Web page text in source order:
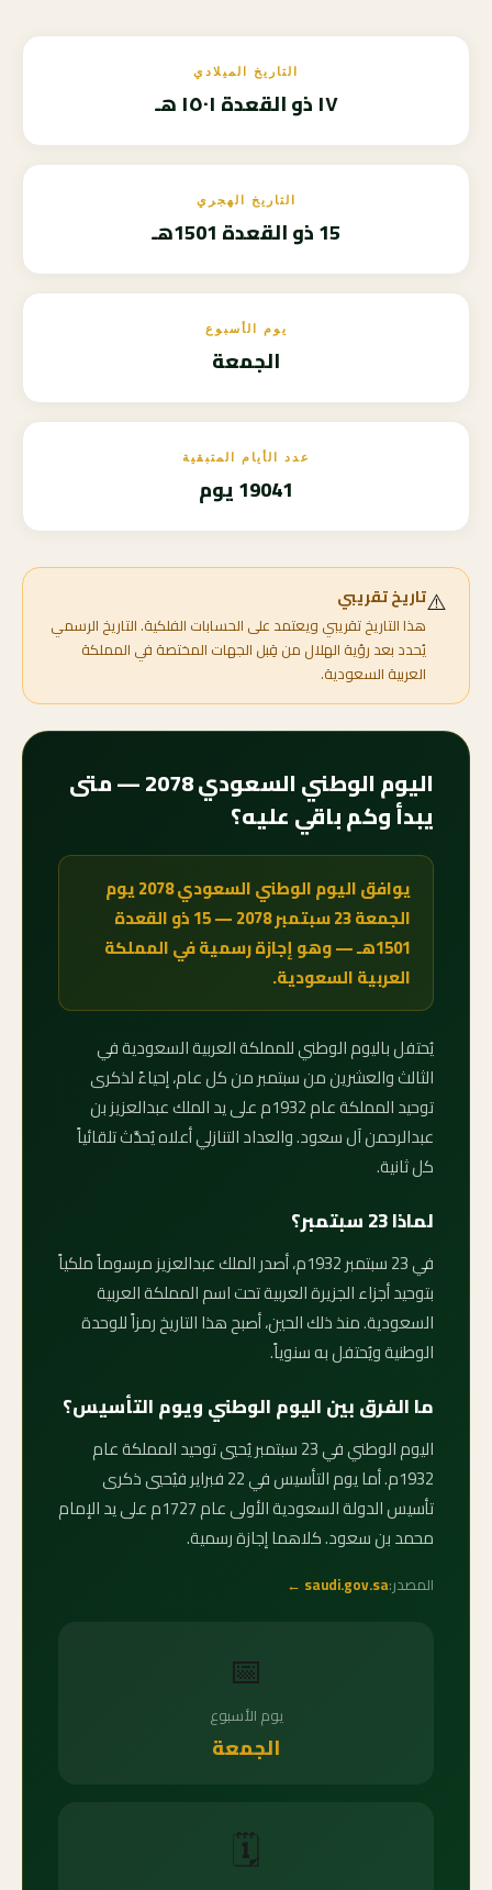
التاريخ الميلادي
١٧ ذو القعدة ١٥٠١ هـ
التاريخ الهجري
15 ذو القعدة 1501هـ
يوم الأسبوع
الجمعة
عدد الأيام المتبقية
19041 يوم
⚠️تاريخ تقريبي
هذا التاريخ تقريبي ويعتمد على الحسابات الفلكية. التاريخ الرسمي
يُحدد بعد رؤية الهلال من قِبل الجهات المختصة في المملكة
العربية السعودية.
اليوم الوطني السعودي 2078 — متى
يبدأ وكم باقي عليه؟
يوافق اليوم الوطني السعودي 2078 يوم
الجمعة 23 سبتمبر 2078 — 15 ذو القعدة
1501هـ — وهو إجازة رسمية في المملكة
العربية السعودية.
يُحتفل باليوم الوطني للمملكة العربية السعودية في
الثالث والعشرين من سبتمبر من كل عام، إحياءً لذكرى
توحيد المملكة عام 1932م على يد الملك عبدالعزيز بن
عبدالرحمن آل سعود. والعداد التنازلي أعلاه يُحدَّث تلقائياً
كل ثانية.
لماذا 23 سبتمبر؟
في 23 سبتمبر 1932م، أصدر الملك عبدالعزيز مرسوماً ملكياً
بتوحيد أجزاء الجزيرة العربية تحت اسم المملكة العربية
السعودية. منذ ذلك الحين، أصبح هذا التاريخ رمزاً للوحدة
الوطنية ويُحتفل به سنوياً.
ما الفرق بين اليوم الوطني ويوم التأسيس؟
اليوم الوطني في 23 سبتمبر يُحيي توحيد المملكة عام
1932م. أما يوم التأسيس في 22 فبراير فيُحيي ذكرى
تأسيس الدولة السعودية الأولى عام 1727م على يد الإمام
محمد بن سعود. كلاهما إجازة رسمية.
المصدر:saudi.gov.sa ←
📅
يوم الأسبوع
الجمعة
🗓️